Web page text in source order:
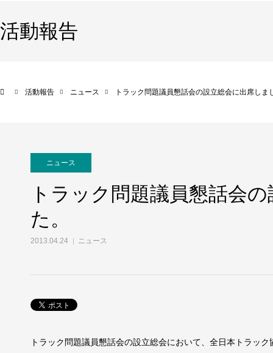
活動報告
活動報告 ニュース トラック問題議員懇話会の設立総会に出席しま
ニュース
トラック問題議員懇話会
た。
2013.04.24 ニュース
トラック問題議員懇話会の設立総会において、全日本トラッ